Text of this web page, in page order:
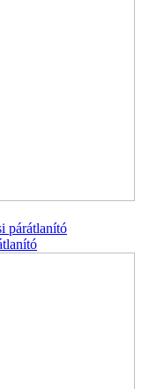
párátlanító